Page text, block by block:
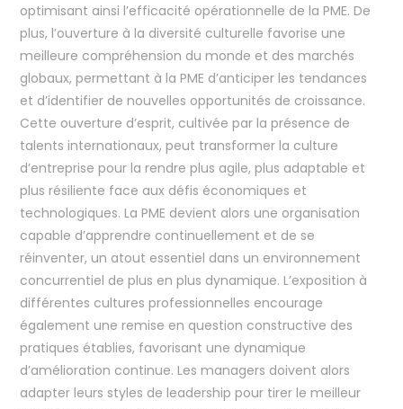
optimisant ainsi l’efficacité opérationnelle de la PME. De
plus, l’ouverture à la diversité culturelle favorise une
meilleure compréhension du monde et des marchés
globaux, permettant à la PME d’anticiper les tendances
et d’identifier de nouvelles opportunités de croissance.
Cette ouverture d’esprit, cultivée par la présence de
talents internationaux, peut transformer la culture
d’entreprise pour la rendre plus agile, plus adaptable et
plus résiliente face aux défis économiques et
technologiques. La PME devient alors une organisation
capable d’apprendre continuellement et de se
réinventer, un atout essentiel dans un environnement
concurrentiel de plus en plus dynamique. L’exposition à
différentes cultures professionnelles encourage
également une remise en question constructive des
pratiques établies, favorisant une dynamique
d’amélioration continue. Les managers doivent alors
adapter leurs styles de leadership pour tirer le meilleur